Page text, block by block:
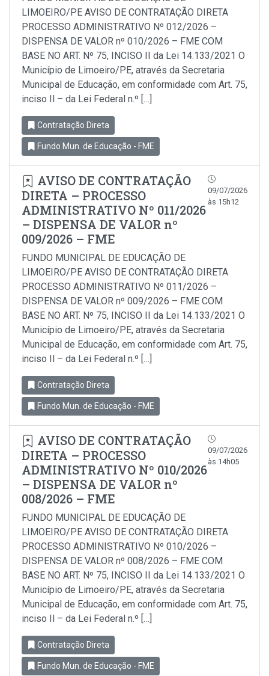
LIMOEIRO/PE AVISO DE CONTRATAÇÃO DIRETA
PROCESSO ADMINISTRATIVO Nº 012/2026 –
DISPENSA DE VALOR nº 010/2026 – FME COM
BASE NO ART. Nº 75, INCISO II da Lei 14.133/2021 O
Município de Limoeiro/PE, através da Secretaria
Municipal de Educação, em conformidade com Art. 75,
inciso Il – da Lei Federal n.º […]
Contratação Direta
Fundo Mun. de Educação - FME
AVISO DE CONTRATAÇÃO
DIRETA – PROCESSO
ADMINISTRATIVO Nº 011/2026
– DISPENSA DE VALOR nº
009/2026 – FME
09/07/2026
às 15h12
FUNDO MUNICIPAL DE EDUCAÇÃO DE
LIMOEIRO/PE AVISO DE CONTRATAÇÃO DIRETA
PROCESSO ADMINISTRATIVO Nº 011/2026 –
DISPENSA DE VALOR nº 009/2026 – FME COM
BASE NO ART. Nº 75, INCISO II da Lei 14.133/2021 O
Município de Limoeiro/PE, através da Secretaria
Municipal de Educação, em conformidade com Art. 75,
inciso Il – da Lei Federal n.º […]
Contratação Direta
Fundo Mun. de Educação - FME
AVISO DE CONTRATAÇÃO
DIRETA – PROCESSO
ADMINISTRATIVO Nº 010/2026
– DISPENSA DE VALOR nº
008/2026 – FME
09/07/2026
às 14h05
FUNDO MUNICIPAL DE EDUCAÇÃO DE
LIMOEIRO/PE AVISO DE CONTRATAÇÃO DIRETA
PROCESSO ADMINISTRATIVO Nº 010/2026 –
DISPENSA DE VALOR nº 008/2026 – FME COM
BASE NO ART. Nº 75, INCISO II da Lei 14.133/2021 O
Município de Limoeiro/PE, através da Secretaria
Municipal de Educação, em conformidade com Art. 75,
inciso Il – da Lei Federal n.º […]
Contratação Direta
Fundo Mun. de Educação - FME